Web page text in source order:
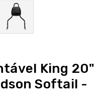
King 20"
Softail -